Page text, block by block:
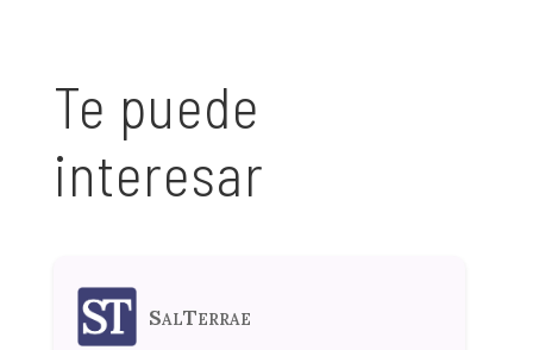
Te puede
interesar
SalTerrae